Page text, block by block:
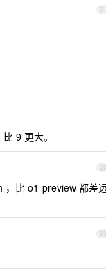
21
9 更大。
22
，比 o1-preview 都差
23